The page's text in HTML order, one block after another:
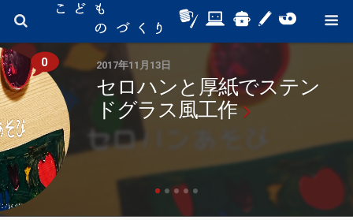
0 2017年11月13日
セロハンと厚紙でステン
ドグラス風工作